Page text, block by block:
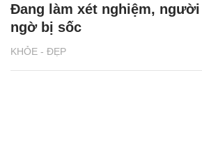
KHỎE - ĐẸP
Đang làm xét nghiệm,
ngờ bị sốc